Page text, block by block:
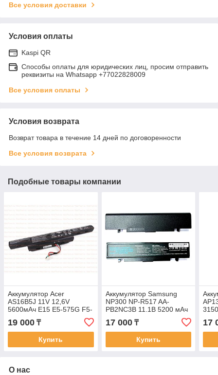
Все условия доставки
Условия оплаты
Kaspi QR
Способы оплаты для юридических лиц, просим отправить
реквизиты на Whatsapp +77022828009
Все условия оплаты
Условия возврата
Возврат товара в течение 14 дней по договоренности
Все условия возврата
Подобные товары компании
Аккумулятор Acer
AS16B5J 11V 12,6V
5600мАч E15 E5-575G F5-
575 батарея аккумулятор
ORIGINAL
19 000 ₸
Купить
Аккумулятор Samsung
NP300 NP-R517 AA-
PB2NC3B 11.1В 5200 мАч
батарея аккумулятор Org
17 000₸
Купить
17
О нас